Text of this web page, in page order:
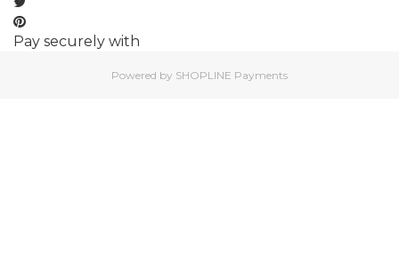
Pay securely with
Powered by SHOPLINE Payments